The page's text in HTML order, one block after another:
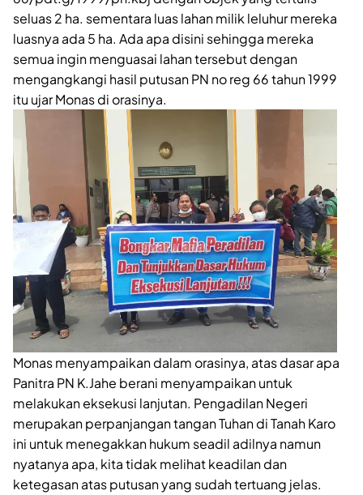
seluas 2 ha. sementara luas lahan milik leluhur mereka
luasnya ada 5 ha. Ada apa disini sehingga mereka
semua ingin menguasai lahan tersebut dengan
mengangkangi hasil putusan PN no reg 66 tahun 1999
itu ujar Monas di orasinya.
Monas menyampaikan dalam orasinya, atas dasar apa
Panitra PN K.Jahe berani menyampaikan untuk
melakukan eksekusi lanjutan. Pengadilan Negeri
merupakan perpanjangan tangan Tuhan di Tanah Karo
ini untuk menegakkan hukum seadil adilnya namun
nyatanya apa, kita tidak melihat keadilan dan
ketegasan atas putusan yang sudah tertuang jelas.